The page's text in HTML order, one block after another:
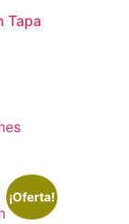
Tapa
¡Oferta!